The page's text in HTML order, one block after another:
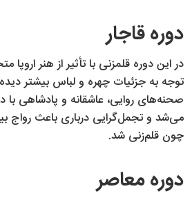
دوره قاجار
در این دوره قلمزنی با تأثیر از هنر
توجه به جزئیات چهره و لباس بیشتر
صحنه‌های روایی، عاشقانه و پادشاهی
می‌شد و تجمل‌گرایی درباری باعث رواج
چون قلم‌زنی شد.
دوره معاصر